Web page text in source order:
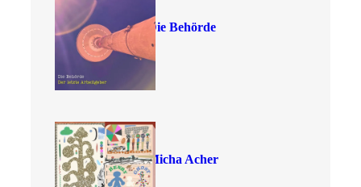
Die Behörde
Micha Acher